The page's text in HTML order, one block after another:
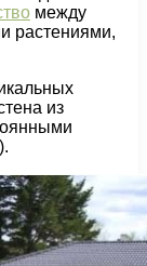
между
растениями,
из